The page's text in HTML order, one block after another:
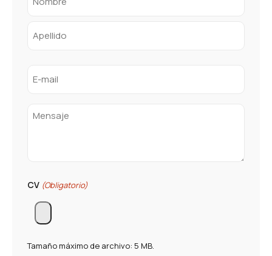
(Obligatorio)
mail
CV (Obligatorio)
Tamaño máximo de archivo: 5 MB.